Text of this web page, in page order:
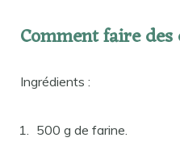
Comment faire
Ingrédients :
500 g de farine.